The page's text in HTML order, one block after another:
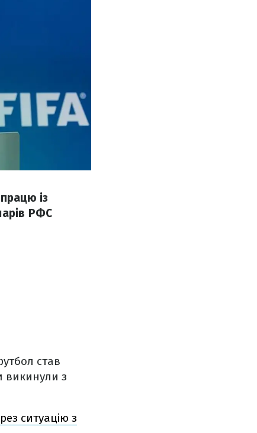
із
РФС
став
викинули з
ситуацію з